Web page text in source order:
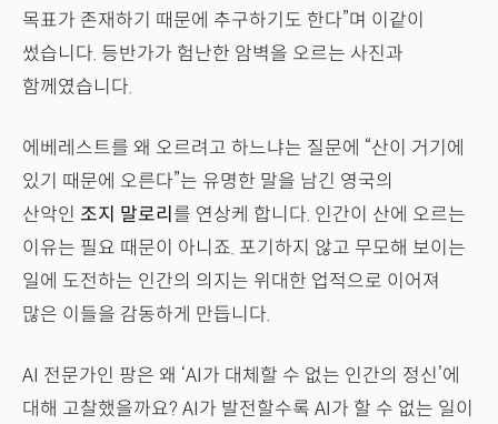
목표가 존재하기 때문에 추구하기도 한다”며 이같이
썼습니다. 등반가가 험난한 암벽을 오르는 사진과
함께였습니다.
에베레스트를 왜 오르려고 하느냐는 질문에 “산이 거기에
있기 때문에 오른다”는 유명한 말을 남긴 영국의
산악인 조지 말로리 를 연상케 합니다. 인간이 산에 오르는
이유는 필요 때문이 아니죠. 포기하지 않고 무모해 보이는
일에 도전하는 인간의 의지는 위대한 업적으로 이어져
많은 이들을 감동하게 만듭니다.
AI 전문가인 팡은 왜 ‘AI가 대체할 수 없는 인간의 정신’에
대해 고찰했을까요? AI가 발전할수록 AI가 할 수 없는 일이